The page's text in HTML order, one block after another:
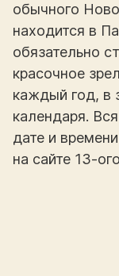
обычного
находится в
обязательно
красочное
каждый год, в
календаря.
дате и
на сайте 13-